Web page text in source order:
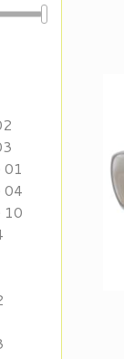
01
04
10